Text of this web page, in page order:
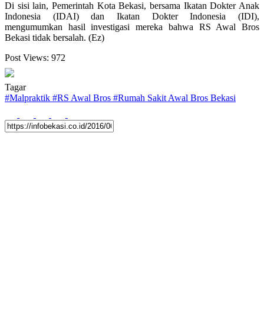
Di sisi lain, Pemerintah Kota Bekasi, bersama Ikatan Dokter Anak
Indonesia (IDAI) dan Ikatan Dokter Indonesia (IDI),
mengumumkan hasil investigasi mereka bahwa RS Awal Bros
Bekasi tidak bersalah. (Ez)
Post Views: 972
Tagar
#Malpraktik #RS Awal Bros #Rumah Sakit Awal Bros Bekasi